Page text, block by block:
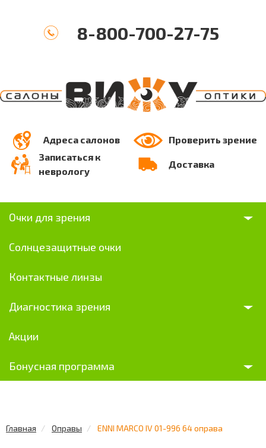
8-800-700-27-75
Адреса салонов
Проверить зрение
Записаться к
неврологу
Доставка
Очки для зрения
Солнцезащитные очки
Контактные линзы
Диагностика зрения
Акции
Бонусная программа
Главная Оправы ENNI MARCO IV 01-996 64 оправа